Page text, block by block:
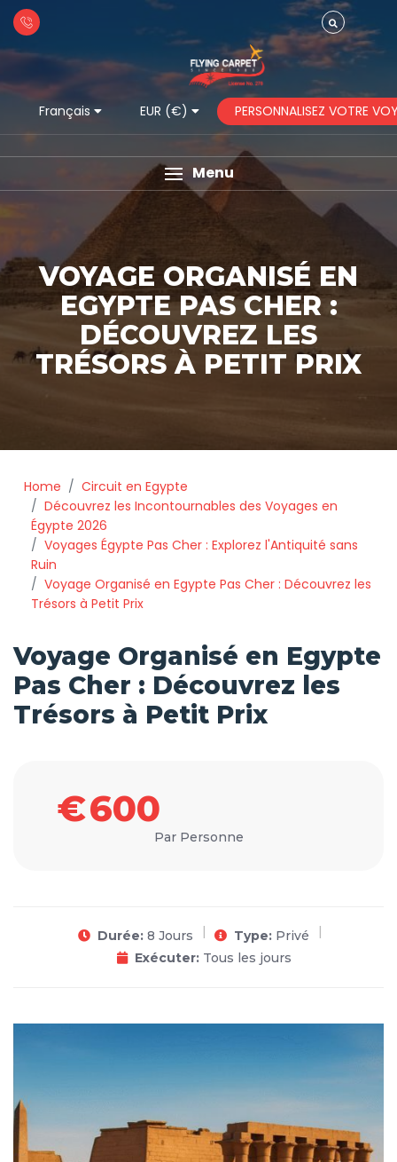
Français EUR (€) PERSONNALISEZ VOTRE
Menu
VOYAGE ORGANISÉ EN
EGYPTE PAS CHER :
DÉCOUVREZ LES
TRÉSORS À PETIT PRIX
Home
Circuit en Egypte
Découvrez les Incontournables des Voyages en
Égypte 2026
Voyages Égypte Pas Cher : Explorez l'Antiquité sans
Ruin
Voyage Organisé en Egypte Pas Cher : Découvrez les
Trésors à Petit Prix
Voyage Organisé en Egypte
Pas Cher : Découvrez les
Trésors à Petit Prix
€600
Par Personne
Durée: 8 Jours Type: Privé
Exécuter: Tous les jours